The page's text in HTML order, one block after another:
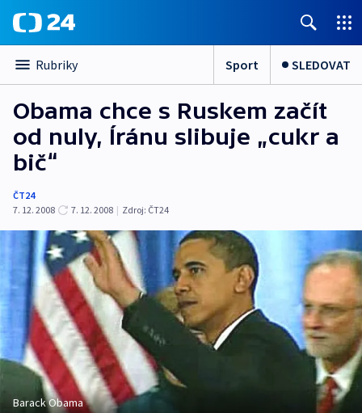
Rubriky Sport SLEDOVAT
Obama chce s Ruskem začít
od nuly, Íránu slibuje „cukr a
bič“
ČT24
7. 12. 2008
7. 12. 2008 | Zdroj: ČT24
Barack Obama